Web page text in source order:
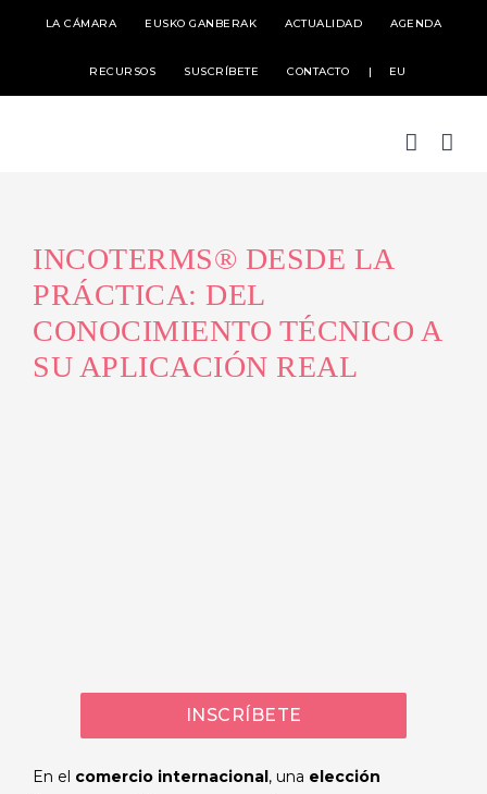
LA CÁMARA EUSKO GANBERAK ACTUALIDAD AGENDA
RECURSOS SUSCRÍBETE CONTACTO EU
INCOTERMS® DESDE LA
PRÁCTICA: DEL
CONOCIMIENTO TÉCNICO A
SU APLICACIÓN REAL
INSCRÍBETE
En el comercio internacional, una elección